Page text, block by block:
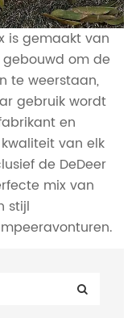
is gemaakt van
om de
te weerstaan,
gebruik wordt
en
van elk
de DeDeer
mix van
stijl